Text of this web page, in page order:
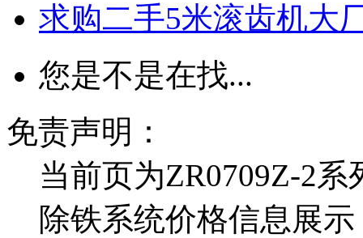
求购二手5米滚齿机大
您是不是在找...
免责声明：
当前页为ZR0709Z-2
除铁系统价格信息展